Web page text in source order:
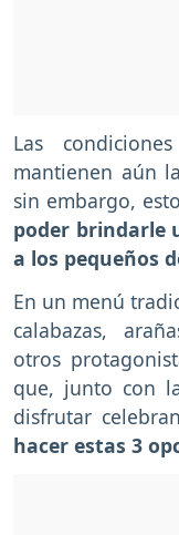
Las
mantienen aún
sin embargo,
poder brindarle
a los pequeños
En un menú
calabazas,
otros
que, junto con
disfrutar
hacer estas 3